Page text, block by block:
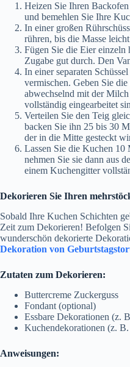
Heizen Sie Ihren
und bemehlen Sie Ihre
In einer großen
rühren, bis die Masse
Fügen Sie die Eier einzeln
Zugabe gut durch. Den
In einer separaten
vermischen. Geben Sie
abwechselnd mit der
vollständig eingearbeitet
Verteilen Sie den Teig
backen Sie ihn 25 bis 30
der in die Mitte gesteckt
Lassen Sie die Kuchen 10
nehmen Sie sie dann aus
einem Kuchengitter
Dekorieren Sie Ihren
Sobald Ihre Kuchen Schichten
Zeit zum Dekorieren! Befolgen
wunderschön dekorierte
Dekoration von
Zutaten zum Dekorieren:
Buttercreme Zuckerguss
Fondant (optional)
Essbare Dekorationen (z.
Kuchendekorationen (z.
Anweisungen: